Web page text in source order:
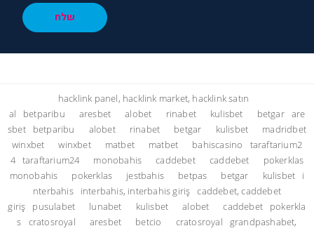
שלח
hacklink panel, hacklink market, hacklink satın
al
betparibu aresbet alobet rinabet kulisbet betgar
are
sbet
betparibu alobet rinabet betgar kulisbet
madridbet
winxbet
winxbet matbet matbet bahiscasino
taraftarium2
4 taraftarium24 monobahis caddebet caddebet
pokerklas
monobahis
pokerklas jestbahis betpas betgar kulisbet
i
nterbahis
interbahis, interbahis giriş
caddebet, caddebet
giriş
pusulabet lunabet kulisbet alobet caddebet
pokerkla
s
cratosroyal aresbet betcio cratosroyal
grandpashabet,